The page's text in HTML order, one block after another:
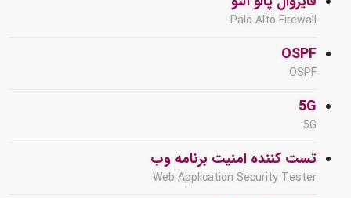
Palo Alto Firewall
OSPF
OSPF
5G
5G
تست کننده امنیت برنامه وب
Web Application Security Tester